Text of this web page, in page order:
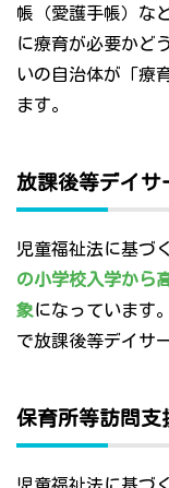
帳（愛護手帳）な
に療育が必要かど
いの自治体が「療
ます。
放課後等デイサ
児童福祉法に基づ
の小学校入学から
象になっています
で放課後等デイサ
保育所等訪問支